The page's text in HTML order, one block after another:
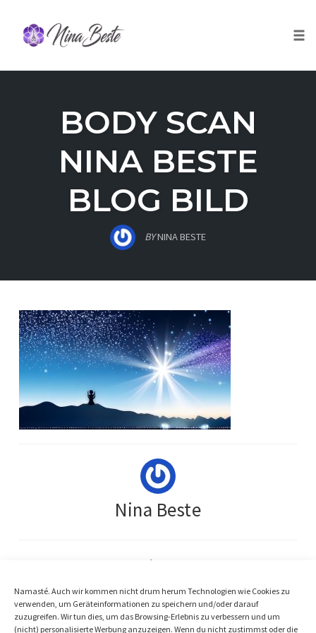
Namasté. Auch wir kommen nicht drum herum Technologien wie Cookies zu
verwenden, um Geräteinformationen zu speichern und/oder darauf
zuzugreifen. Wir tun dies, um das Browsing-Erlebnis zu verbessern und um
(nicht) personalisierte Werbung anzuzeigen. Wenn du nicht zustimmst oder die
content
BODY SCAN
NINA BESTE
BLOG BILD
BYNINA BESTE
Nina Beste
« Previous Post
Body Scan Nina Beste Blog Bild
Next Post »